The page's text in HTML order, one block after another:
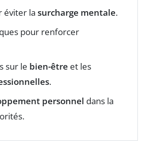
éviter la surcharge mentale.
pour renforcer
sur le bien-être et les
.
personnel dans la